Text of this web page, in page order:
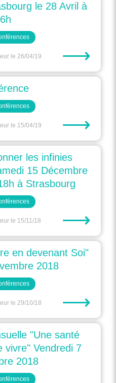
le 28 Avril à
le 26/04/19 ⟶
le 15/04/19 ⟶
les infinies
15 Décembre
à Strasbourg
le 15/11/18 ⟶
en devenant Soi"
2018
le 29/10/18 ⟶
"Une santé
vivre" Vendredi 7
2018